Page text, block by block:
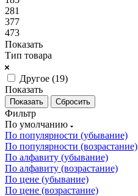
281
377
473
Показать
Тип товара
Другое (19)
Показать
Сбросить
Фильтр
По умолчанию
По популярности (убывание)
По популярности (возрастание)
По алфавиту (убывание)
По алфавиту (возрастание)
По цене (убывание)
По цене (возрастание)